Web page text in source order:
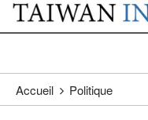
Passer au contenu principal
:::
Accueil Politique